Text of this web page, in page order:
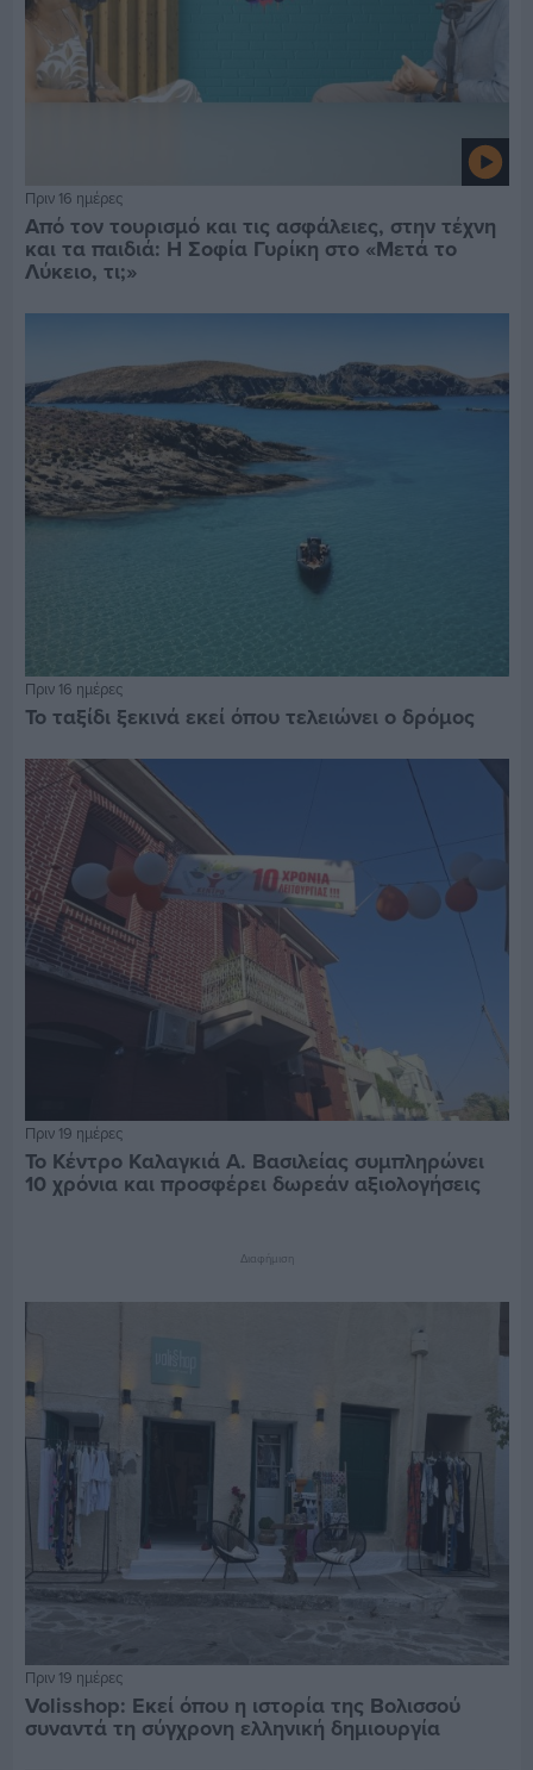
Πριν 16 ημέρες
Από τον τουρισμό και τις ασφάλειες, στην τέχνη
και τα παιδιά: Η Σοφία Γυρίκη στο «Μετά το
Λύκειο, τι;»
Πριν 16 ημέρες
Το ταξίδι ξεκινά εκεί όπου τελειώνει ο δρόμος
Πριν 19 ημέρες
Το Κέντρο Καλαγκιά Α. Βασιλείας συμπληρώνει
10 χρόνια και προσφέρει δωρεάν αξιολογήσεις
Διαφήμιση
Πριν 19 ημέρες
Volisshop: Εκεί όπου η ιστορία της Βολισσού
συναντά τη σύγχρονη ελληνική δημιουργία